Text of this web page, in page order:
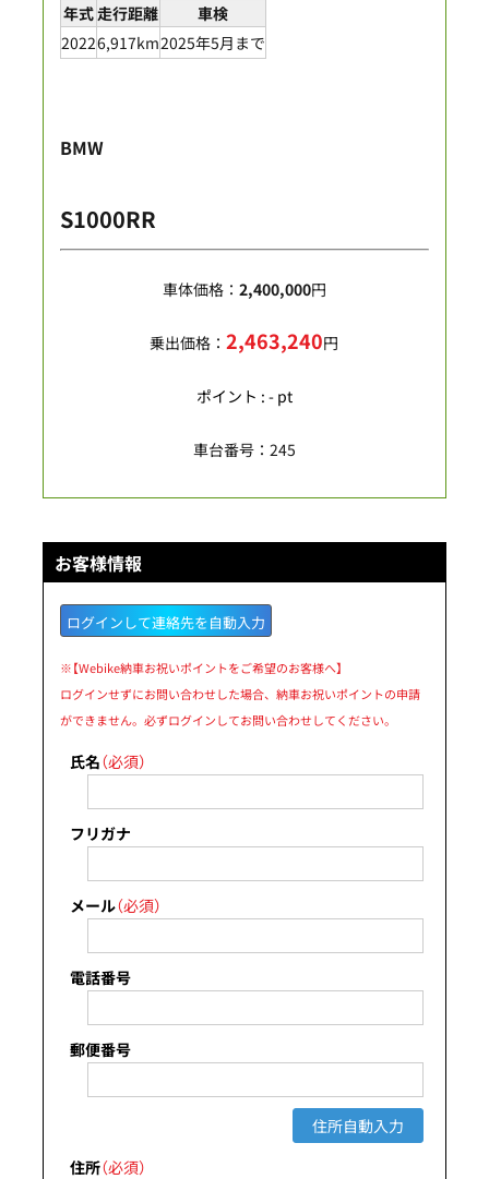
お客様情報
ログインして連絡先を自動入力
※【Webike納車お祝いポイントをご希望のお客様へ】
ログインせずにお問い合わせした場合、納車お祝いポイントの申請
ができません。必ずログインしてお問い合わせしてください。
氏名（必須）
フリガナ
メール（必須）
電話番号
郵便番号
住所自動入力
住所（必須）
年式走行距離
車検
20226,917km2025年5月まで
BMW
S1000RR
車体価格： 2,400,000円
乗出価格：2,463,240円
ポイント : - pt
車台番号：245